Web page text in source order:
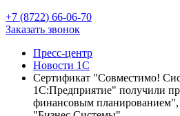
+7 (8722) 66-06-70
Заказать звонок
Пресс-центр
Новости 1С
Сертификат "Совместимо!
1С:Предприятие" получили
финансовым планированием",